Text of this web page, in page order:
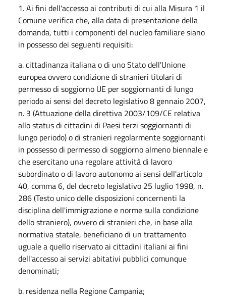
1. Ai fini dell'accesso ai contributi di cui alla Misura 1 il
Comune verifica che, alla data di presentazione della
domanda, tutti i componenti del nucleo familiare siano
in possesso dei seguenti requisiti:
a. cittadinanza italiana o di uno Stato dell'Unione
europea ovvero condizione di stranieri titolari di
permesso di soggiorno UE per soggiornanti di lungo
periodo ai sensi del decreto legislativo 8 gennaio 2007,
n. 3 (Attuazione della direttiva 2003/109/CE relativa
allo status di cittadini di Paesi terzi soggiornanti di
lungo periodo) o di stranieri regolarmente soggiornanti
in possesso di permesso di soggiorno almeno biennale e
che esercitano una regolare attività di lavoro
subordinato o di lavoro autonomo ai sensi dell'articolo
40, comma 6, del decreto legislativo 25 luglio 1998, n.
286 (Testo unico delle disposizioni concernenti la
disciplina dell'immigrazione e norme sulla condizione
dello straniero), ovvero di stranieri che, in base alla
normativa statale, beneficiano di un trattamento
uguale a quello riservato ai cittadini italiani ai fini
dell'accesso ai servizi abitativi pubblici comunque
denominati;
b. residenza nella Regione Campania;